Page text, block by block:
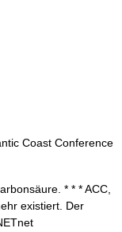
Coast Conference
* * * ACC,
existiert. Der